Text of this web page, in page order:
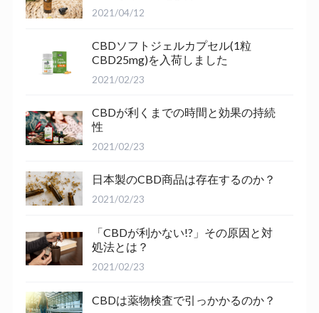
2021/04/12
CBDソフトジェルカプセル(1粒
CBD25mg)を入荷しました
2021/02/23
CBDが利くまでの時間と効果の持続
性
2021/02/23
日本製のCBD商品は存在するのか？
2021/02/23
「CBDが利かない!?」その原因と対
処法とは？
2021/02/23
CBDは薬物検査で引っかかるのか？